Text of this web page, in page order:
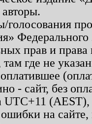
прав и
где не
- сайт, без
UTC+11
на